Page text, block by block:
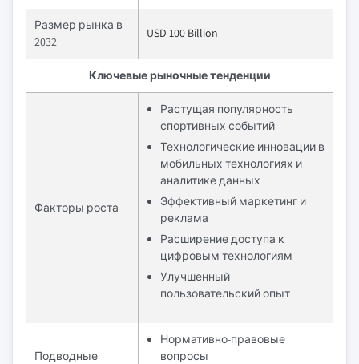
Размер рынка в
2032
USD 100 Billion
Ключевые рыночные тенденции
Факторы роста
Растущая популярность
спортивных событий
Технологические инновации в
мобильных технологиях и
аналитике данных
Эффективный маркетинг и
реклама
Расширение доступа к
цифровым технологиям
Улучшенный
пользовательский опыт
Подводные
Нормативно-правовые
вопросы